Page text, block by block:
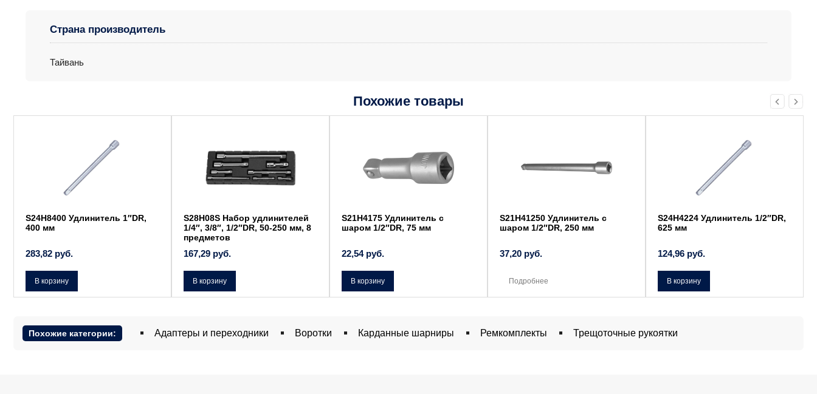
Страна производитель
Тайвань
Похожие товары
S24H8400 Удлинитель 1″DR,
400 мм
283,82 руб.
В корзину
S28H08S Набор удлинителей
1/4″, 3/8″, 1/2″DR, 50-250 мм, 8
предметов
167,29 руб.
В корзину
S21H4175 Удлинитель с
шаром 1/2″DR, 75 мм
22,54 руб.
В корзину
S21H41250 Удлинитель с
шаром 1/2″DR, 250 мм
37,20 руб.
Подробнее
S24H4224 Удлинитель 1/2″DR,
625 мм
124,96 руб.
В корзину
Похожие категории: Адаптеры и переходники Воротки Карданные шарниры Ремкомплекты Трещоточные рукоятки